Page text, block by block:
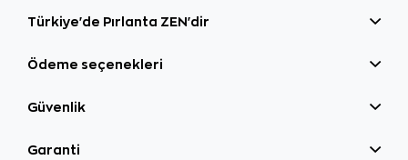
Türkiye'de Pırlanta ZEN'dir
Ödeme seçenekleri
Güvenlik
Garanti